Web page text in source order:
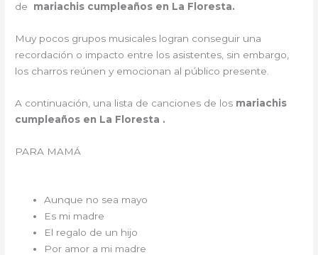
de mariachis cumpleaños en La Floresta.
Muy pocos grupos musicales logran conseguir una
recordación o impacto entre los asistentes, sin embargo,
los charros reúnen y emocionan al público presente.
A continuación, una lista de canciones de los mariachis
cumpleaños en La Floresta .
PARA MAMÁ
Aunque no sea mayo
Es mi madre
El regalo de un hijo
Por amor a mi madre